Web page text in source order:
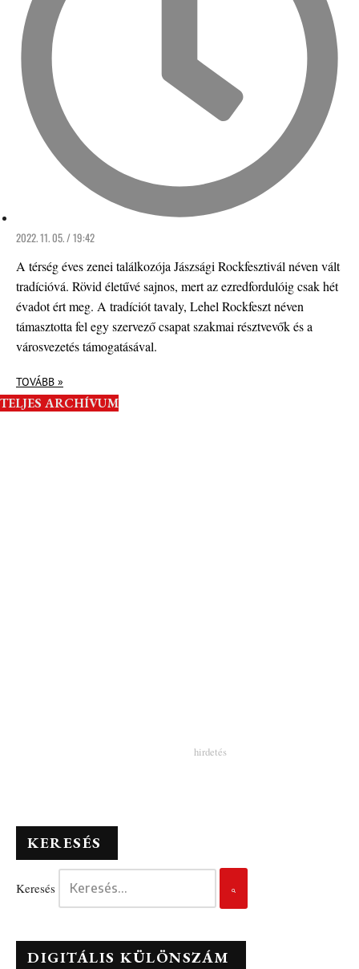
2022. 11. 05. / 19:42
A térség éves zenei találkozója Jászsági Rockfesztivál néven vált
tradícióvá. Rövid életűvé sajnos, mert az ezredfordulóig csak hét
évadot ért meg. A tradíciót tavaly, Lehel Rockfeszt néven
támasztotta fel egy szervező csapat szakmai résztvevők és a
városvezetés támogatásával.
TOVÁBB »
TELJES ARCHÍVUM
KERESÉS
Keresés
DIGITÁLIS KÜLÖNSZÁM